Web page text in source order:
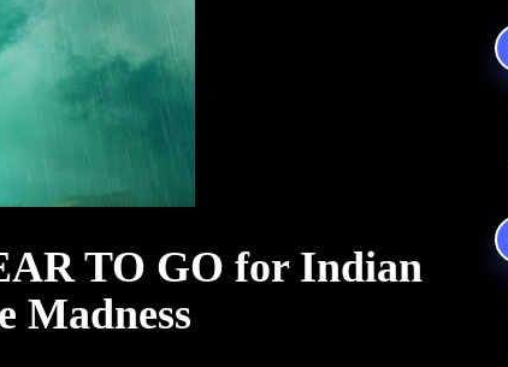
TO GO for Indian
Madness